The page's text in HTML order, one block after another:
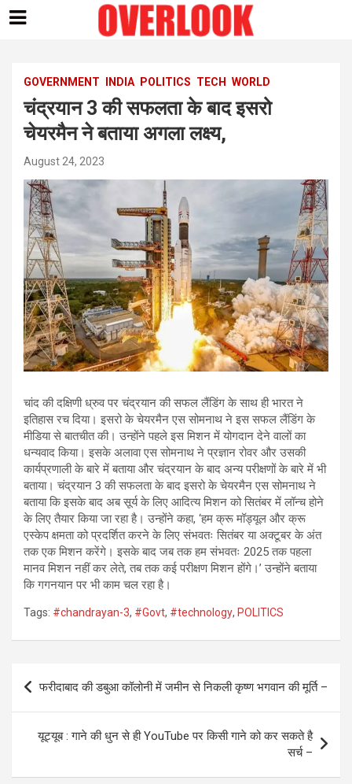
contentGOVERNMENT INDIA POLITICS TECH WORLD
चंद्रयान 3 की सफलता के बाद इसरो
चेयरमैन ने बताया अगला लक्ष्य,
August 24, 2023
चांद की दक्षिणी ध्रुव पर चंद्रयान की सफल लैंडिंग के साथ ही भारत ने
इतिहास रच दिया। इसरो के चेयरमैन एस सोमनाथ ने इस सफल लैंडिंग के
मीडिया से बातचीत की। उन्होंने पहले इस मिशन में योगदान देने वालों का
धन्यवाद किया। इसके अलावा एस सोमनाथ ने प्रज्ञान रोवर और उसकी
कार्यप्रणाली के बारे में बताया और चंद्रयान के बाद अन्य परीक्षणों के बारे में भी
बताया। चंद्रयान 3 की सफलता के बाद इसरो के चेयरमैन एस सोमनाथ ने
बताया कि इसके बाद अब सूर्य के लिए आदित्य मिशन को सितंबर में लॉन्च होने
के लिए तैयार किया जा रहा है। उन्होंने कहा, ‘हम क्रू मॉड्यूल और क्रू
एस्केप क्षमता को प्रदर्शित करने के लिए संभवतः सितंबर या अक्टूबर के अंत
तक एक मिशन करेंगे। इसके बाद जब तक हम संभवतः 2025 तक पहला
मानव मिशन नहीं कर लेते, तब तक कई परीक्षण मिशन होंगे।’ उन्होंने बताया
कि गगनयान पर भी काम चल रहा है।
Tags: #chandrayan-3, #Govt, #technology, POLITICS
Post
navigation
फरीदाबाद की डबुआ कॉलोनी में जमीन से निकली कृष्ण भगवान की मूर्ति –
यूट्यूब : गाने की धुन से ही YouTube पर किसी गाने को कर सकते है
सर्च –